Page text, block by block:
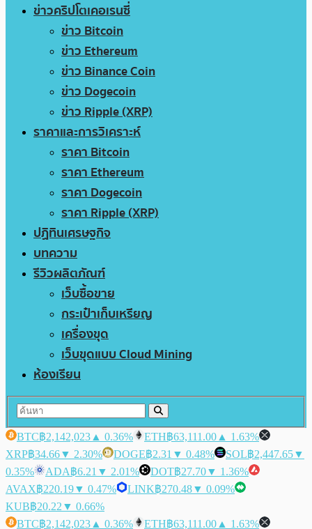
ข่าวคริปโตเคอเรนซี่
ข่าว Bitcoin
ข่าว Ethereum
ข่าว Binance Coin
ข่าว Dogecoin
ข่าว Ripple (XRP)
ราคาและการวิเคราะห์
ราคา Bitcoin
ราคา Ethereum
ราคา Dogecoin
ราคา Ripple (XRP)
ปฏิทินเศรษฐกิจ
บทความ
รีวิวผลิตภัณฑ์
เว็บซื้อขาย
กระเป๋าเก็บเหรียญ
เครื่องขุด
เว็บขุดแบบ Cloud Mining
ห้องเรียน
BTC฿2,142,023 ▲ 0.36% ETH฿63,111.00 ▲ 1.63%
XRP฿34.66▼ 2.30% DOGE฿2.31 ▼ 0.48% SOL฿2,447.65▼
0.35%
ADA฿6.21 ▼ 2.01% DOT฿27.70▼ 1.36%
AVAX฿220.19▼ 0.47% LINK฿270.48▼ 0.09%
KUB฿20.22 ▼ 0.66%
BTC฿2,142,023 ▲ 0.36% ETH฿63,111.00 ▲ 1.63%